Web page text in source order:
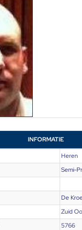
INFORMATIE
Heren
Semi-
De
Zuid
5766